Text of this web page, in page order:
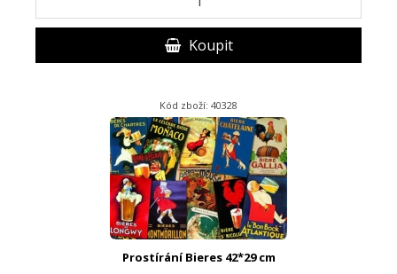
Koupit
Kód zboží: 40328
Prostírání Bieres 42*29 cm